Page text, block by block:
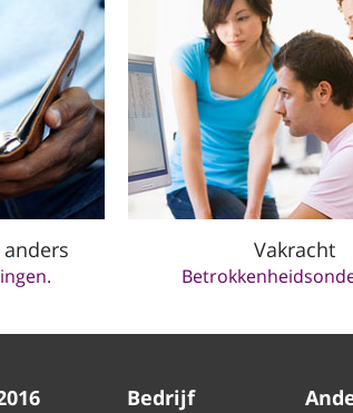
Vakracht
Bedrijf